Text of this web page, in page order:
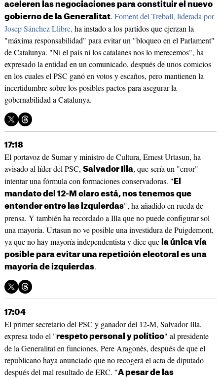
aceleren las negociaciones para constituir el nuevo
gobierno de la Generalitat. Foment del Treball, liderada por
Josep Sánchez Llibre, ha instado a los partidos que ejerzan la
"máxima responsabilidad" para evitar un "bloqueo en el Parlament"
de Catalunya. "Ni el país ni los catalanes nos lo merecemos", ha
expresado la entidad en un comunicado, después de unos comicios
en los cuales el PSC ganó en votos y escaños, pero mantienen la
incertidumbre sobre los posibles pactos para asegurar la
gobernabilidad a Catalunya.
17:18
El portavoz de Sumar y ministro de Cultura, Ernest Urtasun, ha
avisado al líder del PSC, Salvador Illa, que sería un "error"
intentar una fórmula con formaciones conservadoras. " El
mandato del 12-M claro está, nos tenemos que
entender entre las izquierdas", ha añadido en rueda de
prensa. Y también ha recordado a Illa que no puede configurar sol
una mayoría. Urtasun no ve posible una investidura de Puigdemont,
ya que no hay mayoría independentista y dice que la única vía
posible para evitar una repetición electoral es una
mayoría de izquierdas.
17:04
El primer secretario del PSC y ganador del 12-M, Salvador Illa,
expresa todo el "respeto personal y político" al presidente
de la Generalitat en funciones, Pere Aragonès, después de que el
republicano haya anunciado que no recogerá el acta de diputado
después del mal resultado de ERC. "A pesar de las